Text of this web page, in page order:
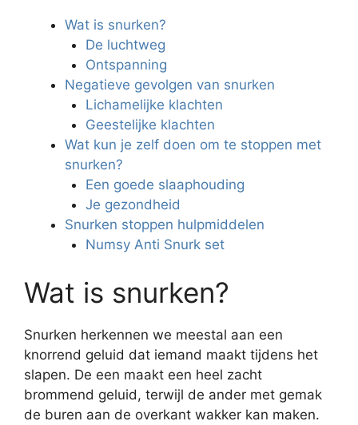
Wat is snurken?
De luchtweg
Ontspanning
Negatieve gevolgen van snurken
Lichamelijke klachten
Geestelijke klachten
Wat kun je zelf doen om te stoppen met
snurken?
Een goede slaaphouding
Je gezondheid
Snurken stoppen hulpmiddelen
Numsy Anti Snurk set
Wat is snurken?
Snurken herkennen we meestal aan een
knorrend geluid dat iemand maakt tijdens het
slapen. De een maakt een heel zacht
brommend geluid, terwijl de ander met gemak
de buren aan de overkant wakker kan maken.